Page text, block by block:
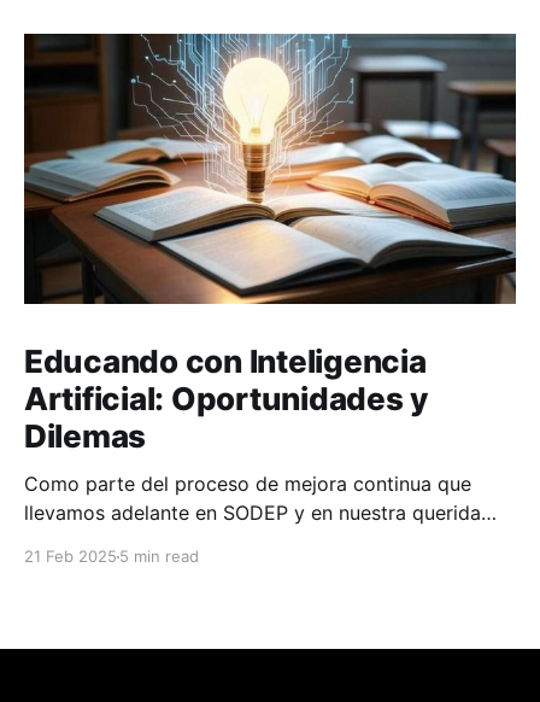
Educando con Inteligencia
Artificial: Oportunidades y
Dilemas
Como parte del proceso de mejora continua que
llevamos adelante en SODEP y en nuestra querida
21 Feb 2025 5 min read